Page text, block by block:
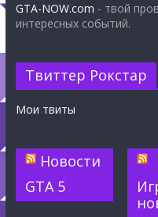
GTA-NOW.com - твой
интересных событий.
Твиттер Рокстар
Мои твиты
Новости
GTA 5